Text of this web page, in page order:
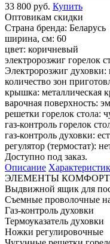
33 800 руб. Купить
Оптовикам скидки
Страна бренда: Беларусь
ширина, см: 60
цвет: коричневый
электророзжиг горелок
Электророзжиг духовки:
количество зон
крышка: металлическая
варочная поверхность:
решетки горелок стола:
газ-контроль горелок
газ-контроль духовки:
регулятор (термостат):
Доступно под заказ.
Описание
ЭЛЕМЕНТЫ
Выдвижной ящик для
Съемные проволочные
Газ-контроль духовки
Термоуказатель духовки
Ножки регулировочные